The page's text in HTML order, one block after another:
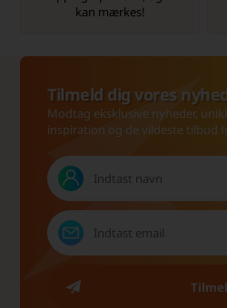
kan mærkes!
Tilmeld dig vores
Modtag eksklusive nyheder,
inspiration og de vildeste tilbud